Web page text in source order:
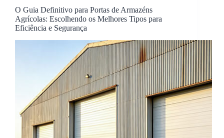
O Guia Definitivo para Portas de Armazéns
Agrícolas: Escolhendo os Melhores Tipos para
Eficiência e Segurança